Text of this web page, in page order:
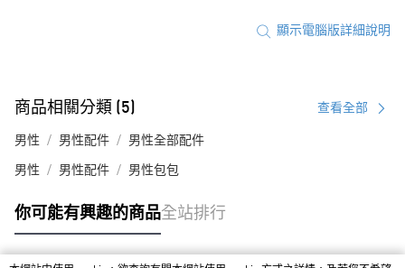
顯示電腦版詳細說明
商品相關分類 (5) 查看全部
男性 男性配件 男性全部配件
男性 男性配件 男性包包
你可能有興趣的商品全站排行